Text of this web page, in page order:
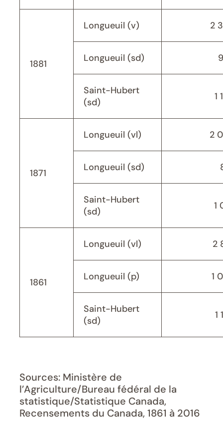
1881
Longueuil (v) 2
Longueuil (sd)
Saint-Hubert
(sd)
1
1871
Longueuil (vl) 2
Longueuil (sd)
Saint-Hubert
(sd)
1
1861
Longueuil (vl) 2
Longueuil (p) 1
Saint-Hubert
(sd)
1
Sources: Ministère de
l’Agriculture/Bureau fédéral de la
statistique/Statistique Canada,
Recensements du Canada, 1861 à 2016